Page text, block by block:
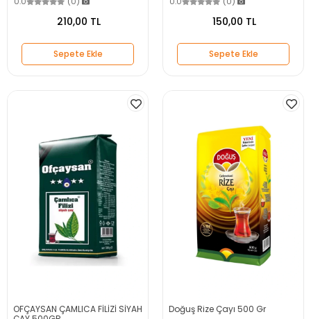
210,00 TL
Sepete Ekle
150,00 TL
Sepete Ekle
OFÇAYSAN ÇAMLICA FİLİZİ SİYAH
Doğuş Rize Çayı 500 Gr